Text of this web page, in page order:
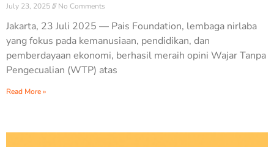
July 23, 2025 No Comments
Jakarta, 23 Juli 2025 — Pais Foundation, lembaga nirlaba
yang fokus pada kemanusiaan, pendidikan, dan
pemberdayaan ekonomi, berhasil meraih opini Wajar Tanpa
Pengecualian (WTP) atas
Read More »